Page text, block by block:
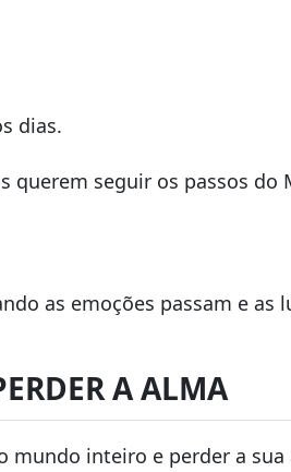
dias.
querem seguir os passos do
as emoções passam e as
A ALMA
inteiro e perder a sua